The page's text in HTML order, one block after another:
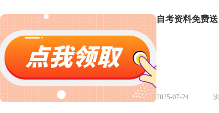
自考资料免费
2025-07-24